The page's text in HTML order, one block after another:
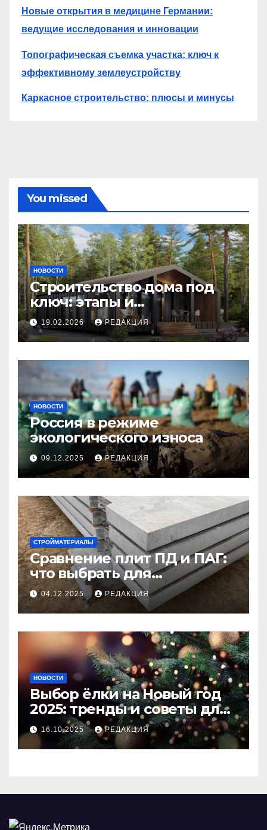
Новые открытия в медицине Германии:
ведущие исследования и инновации
Топографическая съемка участка: ключ к
эффективному землеустройству
Каркасное строительство: плюсы и минусы
You missed
НОВОСТИ
Строительство дома под
ключ: этапы и
планирование бюджета
19.02.2026 РЕДАКЦИЯ
НОВОСТИ
Россия в режиме
экологического износа
09.12.2025 РЕДАКЦИЯ
СТРОЙМАТЕРИАЛЫ
Сравнение плит ПД и ПАГ:
что выбрать для
долговечного и прочного
покрытия
04.12.2025 РЕДАКЦИЯ
НОВОСТИ
Выбор ёлки на Новый год
2025: тренды и советы для
идеального праздника
16.10.2025 РЕДАКЦИЯ